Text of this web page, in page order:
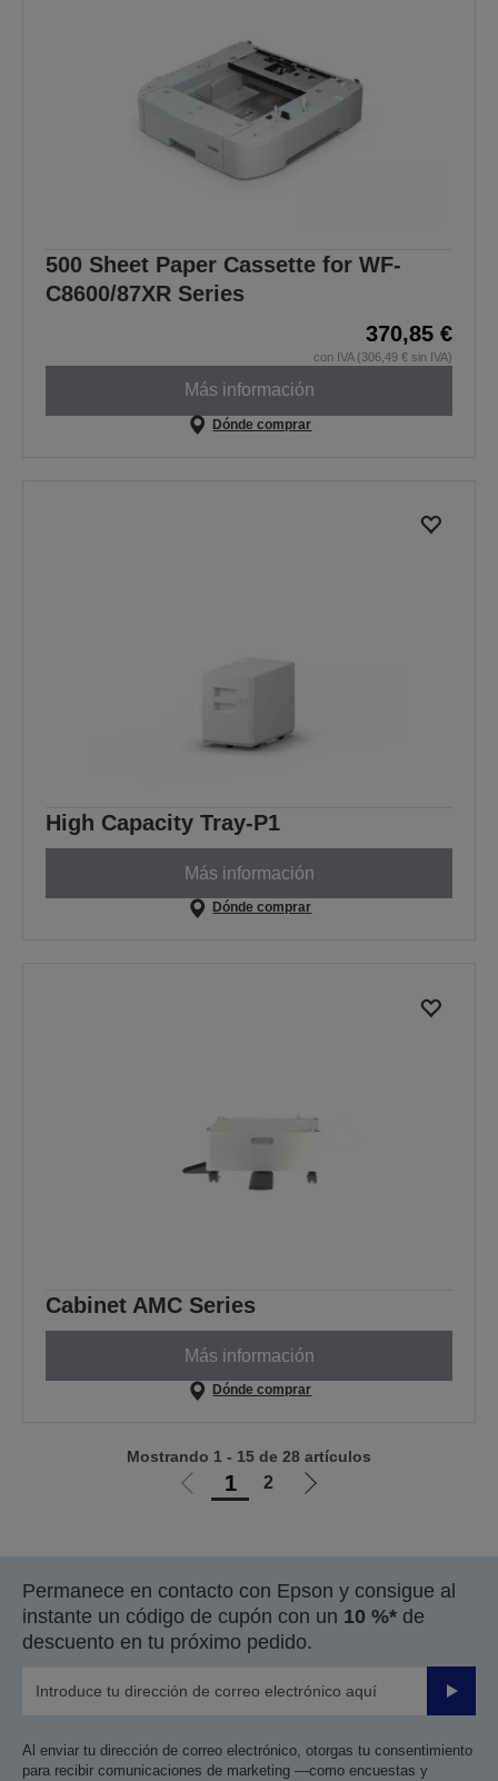
500 Sheet Paper Cassette for WF-
C8600/87XR Series
370,85 €
con IVA (306,49 € sin IVA)
Más información
Dónde comprar
High Capacity Tray-P1
Más información
Dónde comprar
Cabinet AMC Series
Más información
Dónde comprar
Ir
anterior
1 2
Ir
siguiente
Mostrando 1 - 15 de 28 artículos
Permanece en contacto con Epson y consigue al
instante un código de cupón con un 10 %* de
descuento en tu próximo pedido.
Enviar
Al enviar tu dirección de correo electrónico, otorgas tu consentimiento
para recibir comunicaciones de marketing —como encuestas y